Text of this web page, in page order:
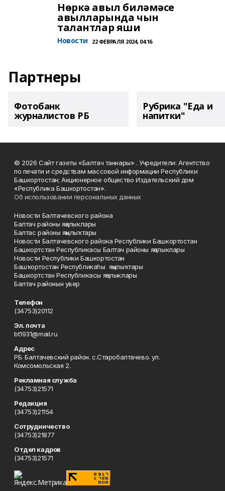
Нөркә авыл биләмәсе
авылларында чын
талантлар яши
Новости 22 ФЕВРАЛЯ 2024, 04:16
Партнеры
Фотобанк
журналистов РБ
Рубрика "Еда и
напитки"
© 2026 Сайт газеты «Балтач таннары» . Учредители: Агентство
по печати и средствам массовой информации Республики
Башкортостан; Акционерное общество Издательский дом
«Республика Башкортостан».
Об использовании персональных данных
Новости Балтачевского района
Балтач районы яңалыклары
Балтас районы яңылыҡтары
Новости Балтачевского района Республики Башкортостан
Башкортстан Республикасы Балтач районы яңалыклары
Новости Республики Башкортостан
Башҡортостан Республикаһы яңылыҡтары
Башкортстан Республикасы яңалыклары
Балтач районын увер
Телефон
(34753)20112
Эл. почта
bt1931@mail.ru
Адрес
РБ. Балтачевский район. с.Старобалтачево. ул.
Комсомольская 2.
Рекламная служба
(34753)21571
Редакция
(34753)21154
Сотрудничество
(34753)21877
Отдел кадров
(34753)21571